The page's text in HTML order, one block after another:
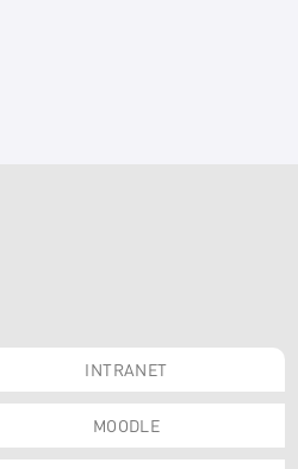
INTRANET
MOODLE